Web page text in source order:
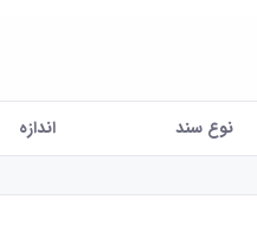
نوع سند اندازه